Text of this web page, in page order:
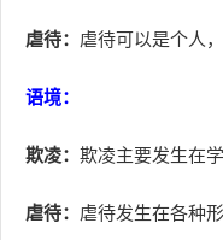
虐待： 虐待可以是个人
语境：
欺凌： 欺凌主要发生在学
虐待： 虐待发生在各种